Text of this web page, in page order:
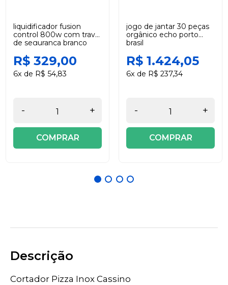
liquidificador fusion
control 800w com trava
de segurança branco
R$ 329,00
6x de R$ 54,83
- +
COMPRAR
jogo de jantar 30 peças
orgânico echo porto
brasil
R$ 1.424,05
6x de R$ 237,34
- +
COMPRAR
Descrição
Cortador Pizza Inox Cassino